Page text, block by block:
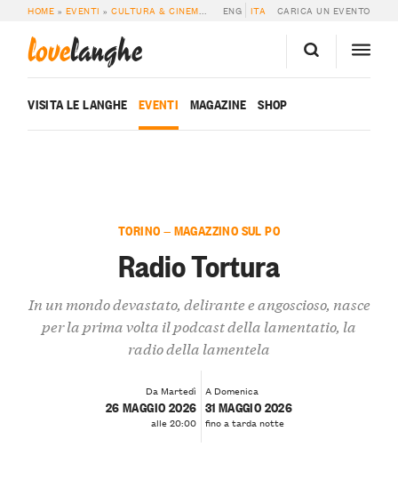
HOME » EVENTI »CULTURA & CINEMA » RADIO TORTURA
ENG ITA CARICA UN EVENTO
lovelanghe
VISITA LE LANGHE EVENTI MAGAZINE SHOP
TORINO — MAGAZZINO SUL PO
Radio Tortura
In un mondo devastato, delirante e angoscioso, nasce
per la prima volta il podcast della lamentatio, la
radio della lamentela
Da Martedì
26 MAGGIO 2026
alle 20:00
A Domenica
31 MAGGIO 2026
fino a tarda notte